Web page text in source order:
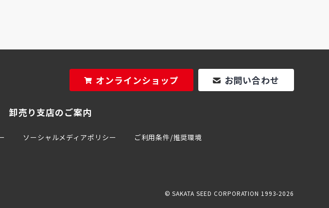
卸売り支店のご案内
オンラインショップ お問い合わせ
ソーシャルメディアポリシー ご利用条件/推奨環境
© SAKATA SEED CORPORATION 1993-2026